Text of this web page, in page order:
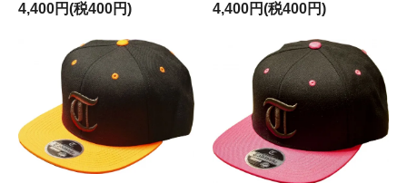
4,400円(税400円)
4,400円(税400円)